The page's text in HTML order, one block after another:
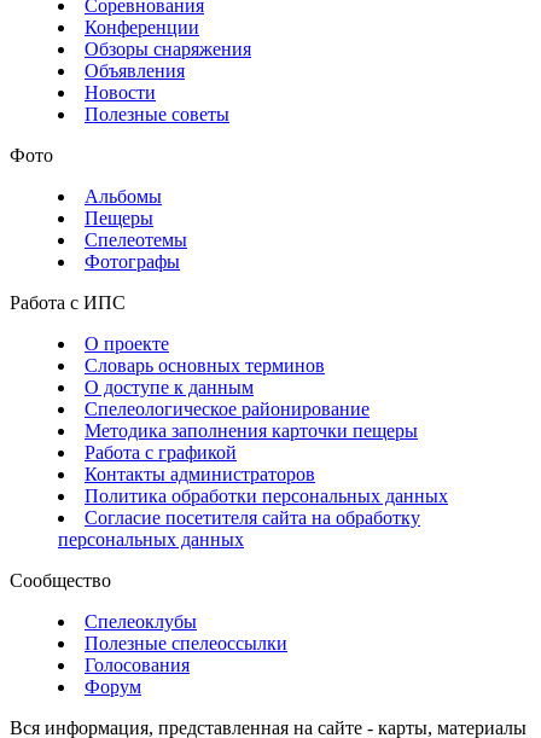
Соревнования
Конференции
Обзоры снаряжения
Объявления
Новости
Полезные советы
Фото
Альбомы
Пещеры
Спелеотемы
Фотографы
Работа с ИПС
О проекте
Словарь основных терминов
О доступе к данным
Спелеологическое районирование
Методика заполнения карточки пещеры
Работа с графикой
Контакты администраторов
Политика обработки персональных данных
Согласие посетителя сайта на обработку
персональных данных
Сообщество
Спелеоклубы
Полезные спелеоссылки
Голосования
Форум
Вся информация, представленная на сайте - карты, материалы